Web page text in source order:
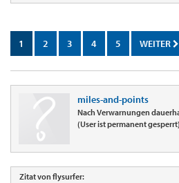
1 2 3 4 5 WEITER
miles-and-points
Nach Verwarnungen
(User ist permanent gesperrt)
Zitat von flysurfer: